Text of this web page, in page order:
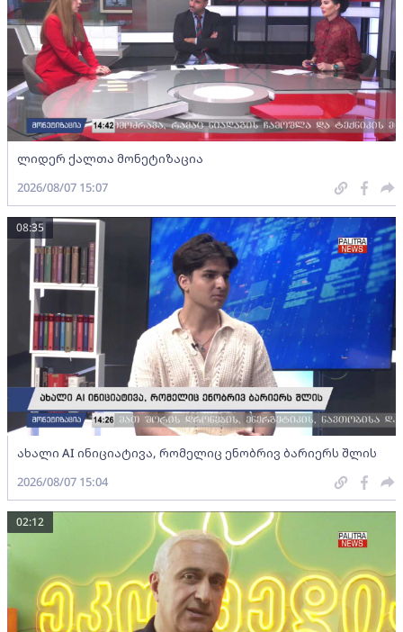
ლიდერ ქალთა მონეტიზაცია
2026/08/07 15:07
ახალი AI ინიციატივა, რომელიც ენობრივ ბარიერს შლის
08:35
2026/08/07 15:04
02:12